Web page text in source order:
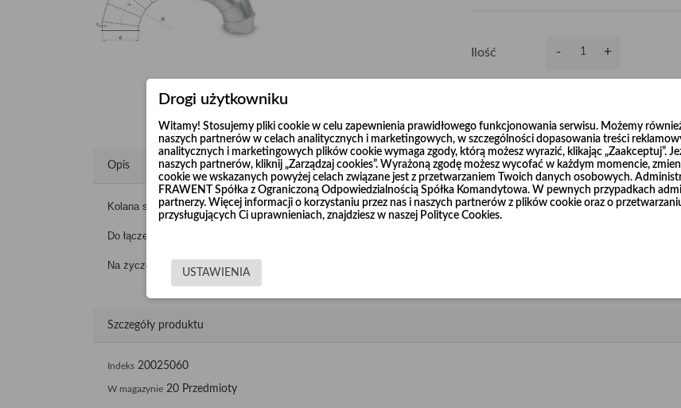
Ilość - +
Opis
Kolana segmentowe produkujemy z blachy ocynkowanej o grubości 0,7 mm (dla średnic Ø80 do Ø200) oraz 0,9 mm (dla
Do łączenia wykorzystuje się opaski wąskie, szerokie lub kołnierze, które dostępne są również w naszej ofercie.
Na życzenie Klienta istnieje możliwość wykonania kolan o promieniu innym niż 1,5 x d.
Szczegóły produktu
Indeks 20025060
W magazynie 20 Przedmioty
Drogi użytkowniku
Witamy! Stosujemy pliki cookie w celu zapewnienia prawidłowego funkcjonowania serwisu. Możemy
naszych partnerów w celach analitycznych i marketingowych, w szczególności dopasowania treści
analitycznych i marketingowych plików cookie wymaga zgody, którą możesz wyrazić, klikając „Zaakceptuj”.
naszych partnerów, kliknij „Zarządzaj cookies”. Wyrażoną zgodę możesz wycofać w każdym momencie,
cookie we wskazanych powyżej celach związane jest z przetwarzaniem Twoich danych osobowych.
FRAWENT Spółka z Ograniczoną Odpowiedzialnością Spółka Komandytowa. W pewnych przypadkach
partnerzy. Więcej informacji o korzystaniu przez nas i naszych partnerów z plików cookie oraz o
przysługujących Ci uprawnieniach, znajdziesz w naszej Polityce Cookies.
USTAWIENIA